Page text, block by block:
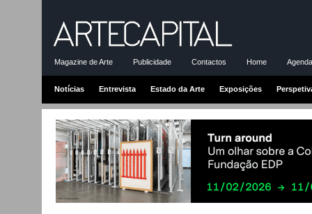
Magazine de Arte Publicidade Contactos Home
Notícias Entrevista Estado da Arte Exposições